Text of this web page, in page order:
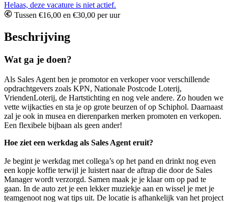
Helaas, deze vacature is niet actief.
Tussen €16,00 en €30,00 per uur
Beschrijving
Wat ga je doen?
Als Sales Agent ben je promotor en verkoper voor verschillende
opdrachtgevers zoals KPN, Nationale Postcode Loterij,
VriendenLoterij, de Hartstichting en nog vele andere. Zo houden we
vette wijkacties en sta je op grote beurzen of op Schiphol. Daarnaast
zal je ook in musea en dierenparken merken promoten en verkopen.
Een flexibele bijbaan als geen ander!
Hoe ziet een werkdag als Sales Agent eruit?
Je begint je werkdag met collega’s op het pand en drinkt nog even
een kopje koffie terwijl je luistert naar de aftrap die door de Sales
Manager wordt verzorgd. Samen maak je je klaar om op pad te
gaan. In de auto zet je een lekker muziekje aan en wissel je met je
teamgenoot nog wat tips uit. De locatie is afhankelijk van het project